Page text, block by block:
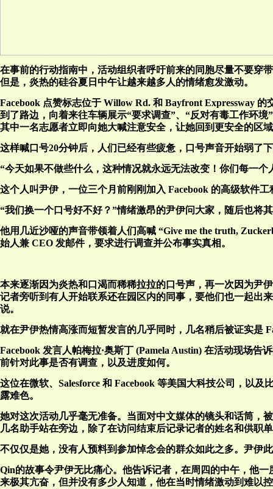
在事前的行动指南中，活动组织者呼吁前来的同胞尽量不要穿
但是，炎热的硅谷夏日中午让越来越多人的情绪愈发激动。
Facebook 点赞标志位于 Willow Rd. 和 Bayfront Expressway
到了路边，向着来往车辆展示“要求调查”、“反对有毒工作环
其中一名志愿者立即向她大喊注意安全，让她回到更安全的区
这样喊口号20分钟后，人们已经有些疲惫，口号声音开始弱了
“今天如果不做些什么，这种情况就永远无法改变！你们每一个
这个人叫尹伊，一位三个月前刚刚加入 Facebook 的高级软件
“我们换一个口号好不好？”情绪激昂的尹伊问大家，随后也将
他用几近沙哑的声音带领着人们高喊 “Give me the truth,
始人兼 CEO 发邮件，要求进行调查并公布事实真相。
本来逐渐因为炎热和口渴而稀稀拉拉的口号声，再一次因为尹
记者旁听到有人开始联系还在园区内的同事，要他们也一起出
说。
就在尹伊热情高涨而短暂发言的几乎同时，几名稍后被证实是
Facebook 发言人帕梅拉·奥斯丁 (Pamela Austin) 在活动现场
前针对此事是否有调查，以及进度如何。
这位在微软、Salesforce 和 Facebook 等美国大科技公司，以
露难色。
她对这次活动几乎毫无准备。当面对中文媒体的镜头和话筒，
几名助手站在旁边，除了在访问结束后记录记者的姓名和供职
不仅仅是她，没有人预料到参加悼念会的群众如此之多。尹伊
Qin的故事令尹伊无比痛心。他告诉记者，在周四的中午，他
来极其亢奋，但并没有多少人知道，他在当时情绪激动到难以